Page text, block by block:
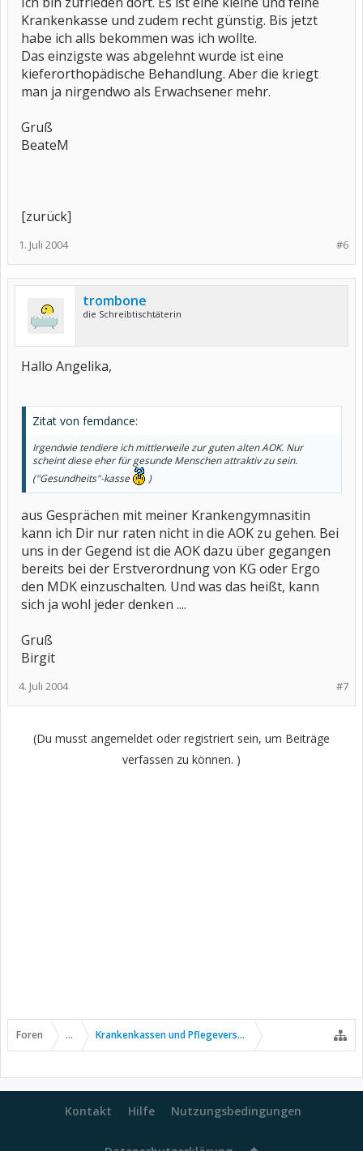
Krankenkasse und zudem recht günstig. Bis jetzt
habe ich alls bekommen was ich wollte.
Das einzigste was abgelehnt wurde ist eine
kieferorthopädische Behandlung. Aber die kriegt
man ja nirgendwo als Erwachsener mehr.
Gruß
BeateM
[zurück]
#6
1. Juli 2004
trombone
die Schreibtischtäterin
Hallo Angelika,
Zitat von femdance:
Irgendwie tendiere ich mittlerweile zur guten alten AOK. Nur
scheint diese eher für gesunde Menschen attraktiv zu sein.
("Gesundheits"-kasse
)
aus Gesprächen mit meiner Krankengymnasitin
kann ich Dir nur raten nicht in die AOK zu gehen. Bei
uns in der Gegend ist die AOK dazu über gegangen
bereits bei der Erstverordnung von KG oder Ergo
den MDK einzuschalten. Und was das heißt, kann
sich ja wohl jeder denken ....
Gruß
Birgit
#7
4. Juli 2004
(Du musst angemeldet oder registriert sein, um Beiträge
verfassen zu können. )
Foren ... Krankenkassen und Pflegeversicherung
Kontakt Hilfe Nutzungsbedingungen